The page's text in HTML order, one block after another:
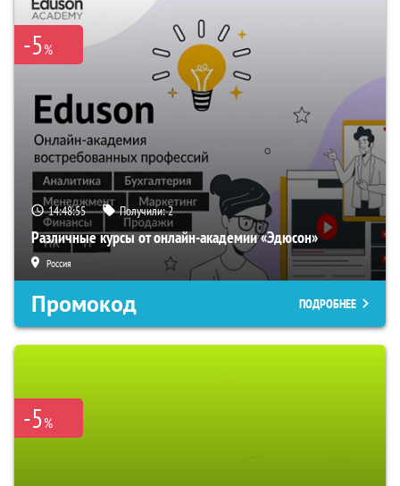
-5%
14:48:54 Получили:2
Различные курсы от онлайн-академии «Эдюсон»
Россия
Промокод ПОДРОБНЕЕ
-5%